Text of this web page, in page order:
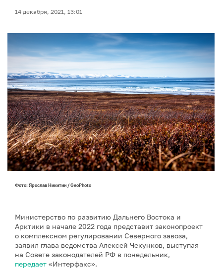
14 декабря, 2021, 13:01
Фото: Ярослав Никитин / GeoPhoto
Министерство по развитию Дальнего Востока и
Арктики в начале 2022 года представит законопроект
о комплексном регулировании Северного завоза,
заявил глава ведомства Алексей Чекунков, выступая
на Совете законодателей РФ в понедельник,
передает «Интерфакс».